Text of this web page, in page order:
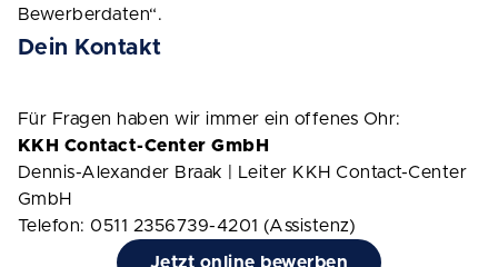
Bewerberdaten“.
Dein Kontakt
Für Fragen haben wir immer ein offenes Ohr:
KKH Contact-Center GmbH
Dennis-Alexander Braak | Leiter KKH Contact-Center
GmbH
Telefon: 0511 2356739-4201 (Assistenz)
Jetzt online bewerben